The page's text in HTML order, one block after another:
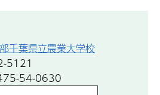
千葉県立農業大学校
5121
54-0630